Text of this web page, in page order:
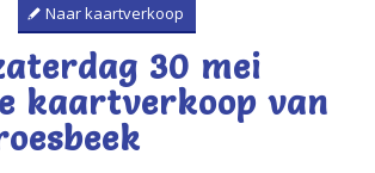
Naar kaartverkoop
30 mei
kaartverkoop van